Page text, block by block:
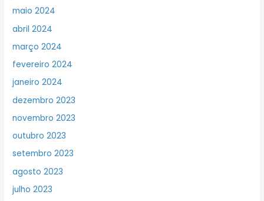
maio 2024
abril 2024
março 2024
fevereiro 2024
janeiro 2024
dezembro 2023
novembro 2023
outubro 2023
setembro 2023
agosto 2023
julho 2023